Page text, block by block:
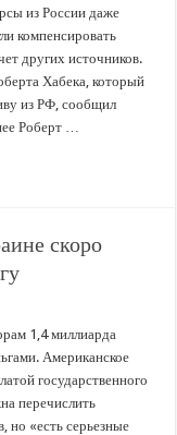
из России даже
компенсировать
других источников.
Хабека, который
из РФ, сообщил
Роберт …
скоро
1,4 миллиарда
Американское
государственного
перечислить
но «есть серьезные